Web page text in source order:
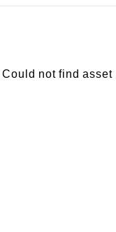
not find asset